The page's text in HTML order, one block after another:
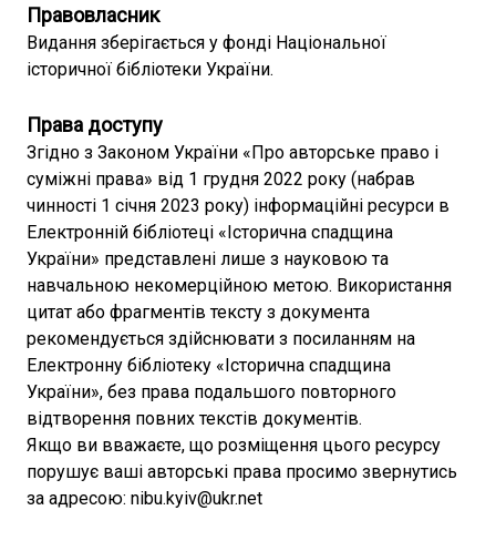
Правовласник
Видання зберігається у фонді Національної
історичної бібліотеки України.
Права доступу
Згідно з Законом України «Про авторське право і
суміжні права» від 1 грудня 2022 року (набрав
чинності 1 січня 2023 року) інформаційні ресурси в
Електронній бібліотеці «Історична спадщина
України» представлені лише з науковою та
навчальною некомерційною метою. Використання
цитат або фрагментів тексту з документа
рекомендується здійснювати з посиланням на
Електронну бібліотеку «Історична спадщина
України», без права подальшого повторного
відтворення повних текстів документів.
Якщо ви вважаєте, що розміщення цього ресурсу
порушує ваші авторські права просимо звернутись
за адресою: nibu.kyiv@ukr.net